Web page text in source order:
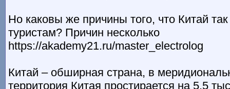
Но каковы же причины того, что Китай
туристам? Причин несколько
https://akademy21.ru/master_electrolog
Китай – обширная страна, в
территория Китая простирается на 5,5 тыс